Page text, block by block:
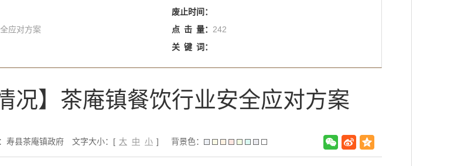
废止时间：
应对方案 点 击 量： 242
关 键 词：
况】茶庵镇餐饮行业安全应对方案
寿县茶庵镇政府 文字大小：[ 大 中 小 ] 背景色：